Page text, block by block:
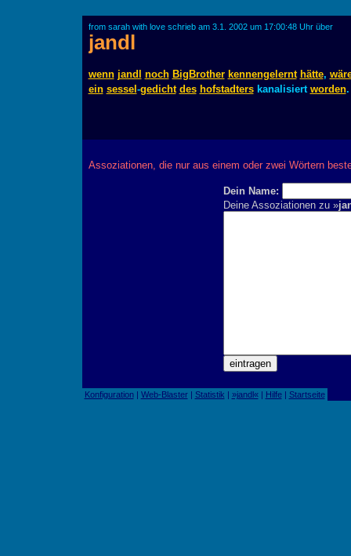
from sarah with love schrieb am 3.1. 2002 um 17:00:48 Uhr über
jandl
wenn jandl noch BigBrother kennengelernt hätte,
ein sessel -gedicht des hofstadterskanalisiert worden.
Assoziationen, die nur aus einem oder zwei Wörtern
Dein Name:
Deine Assoziationen zu »
Konfiguration| Web-Blaster| Statistik | »jandl«| Hilfe| Startseite